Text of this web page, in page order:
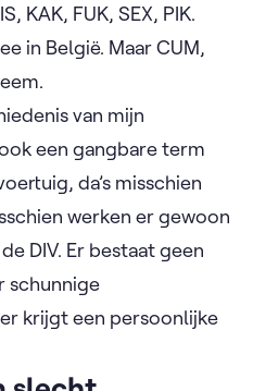
KAK, FUK, SEX, PIK.
in België. Maar CUM,
van mijn
een gangbare term
da’s misschien
werken er gewoon
DIV. Er bestaat geen
schunnige
krijgt een persoonlijke